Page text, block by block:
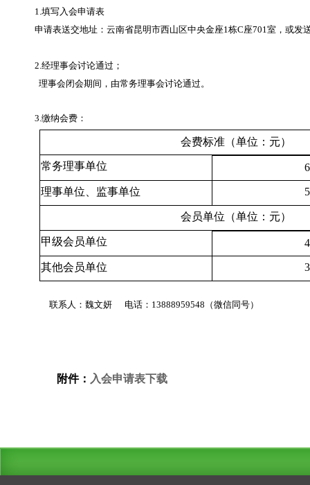
1.填写入会申请表
申请表送交地址：云南省昆明市西山区中央金座1栋C座701室，或发
2.经理事会讨论通过；
理事会闭会期间，由常务理事会讨论通过。
3.缴纳会费：
会费标准（单位：元）
常务理事单位
理事单位、监事单位
会员单位（单位：元）
甲级会员单位
其他会员单位
联系人：魏文妍 电话：13888959548（微信同号）
附件： 入会申请表下载